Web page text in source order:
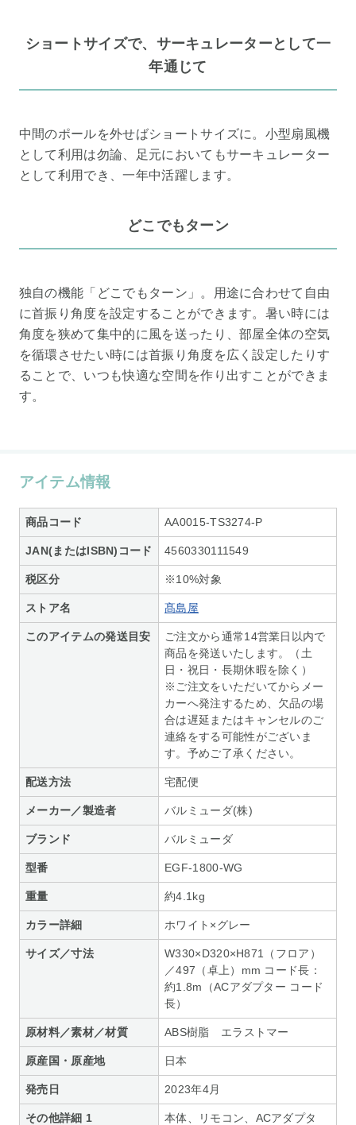
ショートサイズで、サーキュレーターとして一
年通じて
中間のポールを外せばショートサイズに。小型扇風機
として利用は勿論、足元においてもサーキュレーター
として利用でき、一年中活躍します。
どこでもターン
独自の機能「どこでもターン」。用途に合わせて自由
に首振り角度を設定することができます。暑い時には
角度を狭めて集中的に風を送ったり、部屋全体の空気
を循環させたい時には首振り角度を広く設定したりす
ることで、いつも快適な空間を作り出すことができま
す。
アイテム情報
商品コード AA0015-TS3274-P
JAN(またはISBN)コード 4560330111549
税区分 ※10%対象
ストア名 髙島屋
このアイテムの発送目安
ご注文から通常14営業日以内で
商品を発送いたします。（土
日・祝日・長期休暇を除く）
※ご注文をいただいてからメー
カーへ発注するため、欠品の場
合は遅延またはキャンセルのご
連絡をする可能性がございま
す。予めご了承ください。
配送方法 宅配便
メーカー／製造者 バルミューダ(株)
ブランド バルミューダ
型番 EGF-1800-WG
重量 約4.1kg
カラー詳細 ホワイト×グレー
サイズ／寸法
W330×D320×H871（フロア）
／497（卓上）mm コード長：
約1.8m（ACアダプター コード
長）
原材料／素材／材質 ABS樹脂 エラストマー
原産国・原産地 日本
発売日 2023年4月
その他詳細 1
本体、リモコン、ACアダプタ